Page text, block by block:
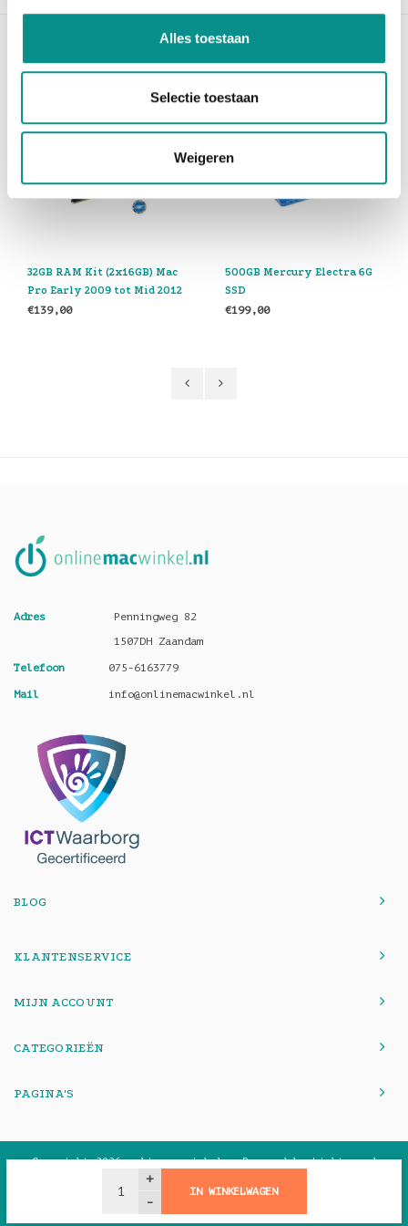
Alles toestaan
Selectie toestaan
Weigeren
+
-
IN WINKELWAGEN
Kit (2x16GB) Mac
2009 tot Mid 2012
Levertijd 3 werkdagen
500GB Mercury Electra 6G
SSD
1TB
Adres
Penningweg 82
1507DH Zaandam
Telefoon 075-6163779
Mail info@onlinemacwinkel.nl
BLOG
KLANTENSERVICE
MIJN ACCOUNT
CATEGORIEËN
PAGINA'S
© Copyright 2026 onlinemacwinkel - Powered byLightspeed-
Theme by